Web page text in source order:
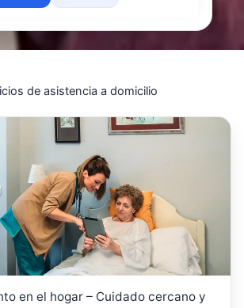
de asistencia a domicilio
en el hogar – Cuidado cercano y